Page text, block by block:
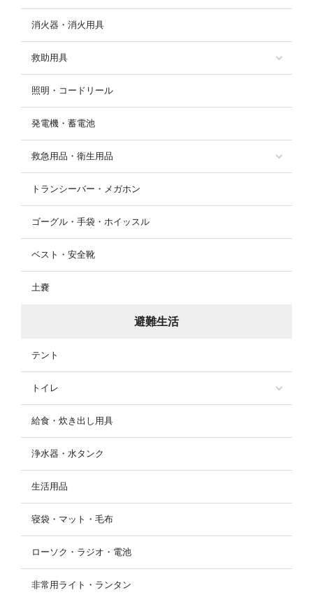
消火器・消火用具
救助用具
照明・コードリール
発電機・蓄電池
救急用品・衛生用品
トランシーバー・メガホン
ゴーグル・手袋・ホイッスル
ベスト・安全靴
土嚢
避難生活
テント
トイレ
給食・炊き出し用具
浄水器・水タンク
生活用品
寝袋・マット・毛布
ローソク・ラジオ・電池
非常用ライト・ランタン